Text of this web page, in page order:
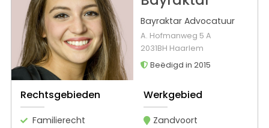
Bayraktar Advocatuur
A. Hofmanweg 5 A
2031BH Haarlem
Beëdigd in 2015
Rechtsgebieden
Familierecht
Werkgebied
Zandvoort